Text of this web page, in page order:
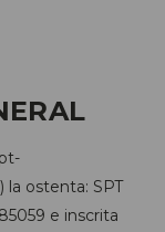
ostenta: SPT
e inscrita